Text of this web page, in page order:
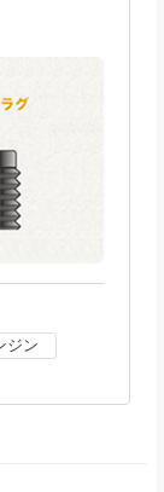
ジン